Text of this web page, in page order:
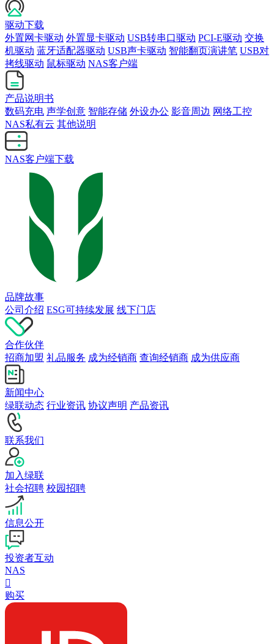
驱动下载
外置网卡驱动 外置显卡驱动 USB转串口驱动 PCI-E驱动 交换
机驱动 蓝牙适配器驱动 USB声卡驱动 智能翻页演讲笔 USB对
拷线驱动 鼠标驱动 NAS客户端
产品说明书
数码充电 声学创意 智能存储 外设办公 影音周边 网络工控
NAS私有云 其他说明
NAS客户端下载
品牌故事
公司介绍 ESG可持续发展 线下门店
合作伙伴
招商加盟 礼品服务 成为经销商 查询经销商 成为供应商
新闻中心
绿联动态 行业资讯 协议声明 产品资讯
联系我们
加入绿联
社会招聘 校园招聘
信息公开
投资者互动
NAS

购买